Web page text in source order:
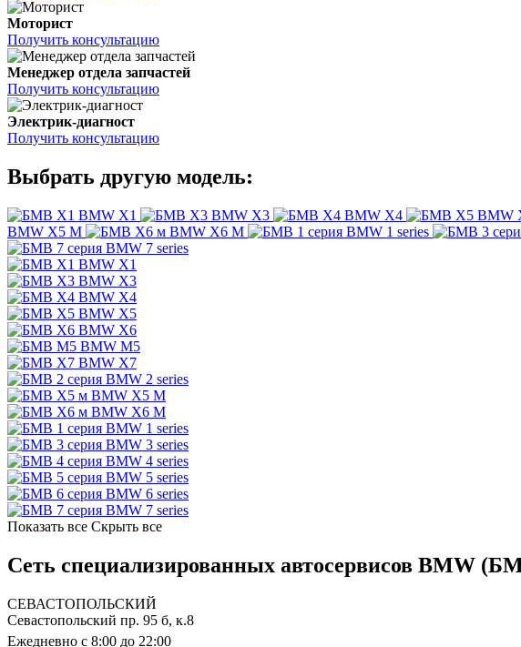
Моторист
Получить консультацию
Менеджер отдела запчастей
Получить консультацию
Электрик-диагност
Получить консультацию
Выбрать другую модель:
BMW X1 BMW X3 BMW X4 BMW
BMW X5 M
BMW X6 M BMW 1 series
BMW 7 series
BMW X1
BMW X3
BMW X4
BMW X5
BMW X6
BMW M5
BMW X7
BMW 2 series
BMW X5 M
BMW X6 M
BMW 1 series
BMW 3 series
BMW 4 series
BMW 5 series
BMW 6 series
BMW 7 series
Показать все Скрыть все
Сеть специализированных автосервисов BMW
СЕВАСТОПОЛЬСКИЙ
Севастопольский пр. 95 б, к.8
Ежедневно с 8:00 до 22:00